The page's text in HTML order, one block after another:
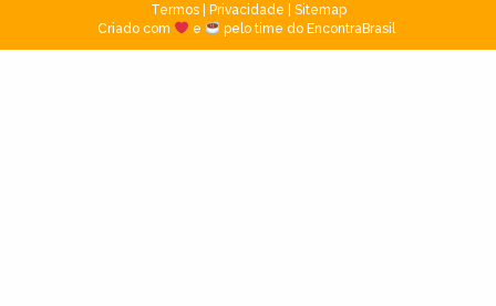
Termos| Privacidade
Sitemap
Criado com
e pelo time do EncontraBrasil